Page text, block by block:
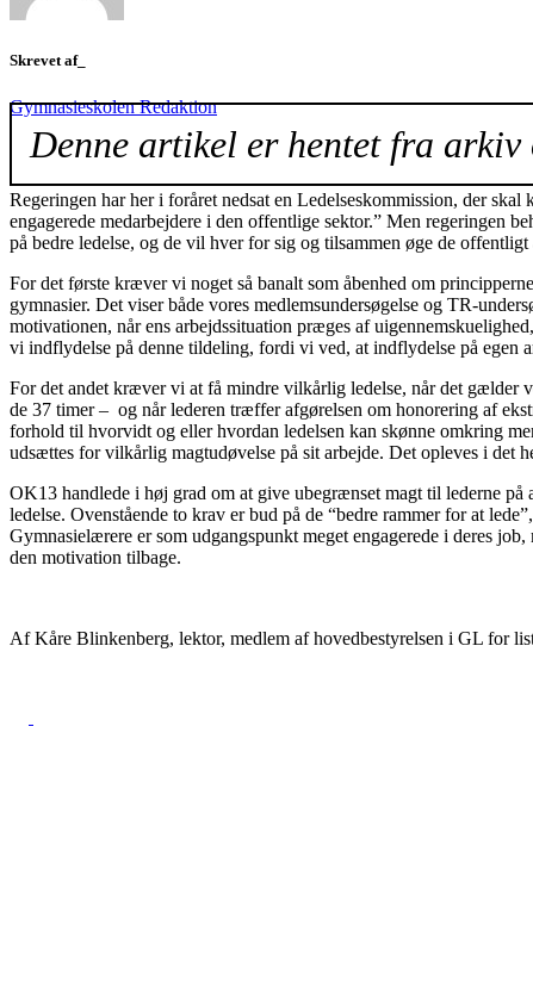
Skrevet af_
Gymnasieskolen Redaktion
Denne artikel er hentet fra
Regeringen har her i foråret nedsat en Ledelseskommission, der
engagerede medarbejdere i den offentlige sektor.” Men regeringen
på bedre ledelse, og de vil hver for sig og tilsammen øge de
For det første kræver vi noget så banalt som åbenhed om
gymnasier. Det viser både vores medlemsundersøgelse og TR-
motivationen, når ens arbejdssituation præges af
vi indflydelse på denne tildeling, fordi vi ved, at indflydelse på egen
For det andet kræver vi at få mindre vilkårlig ledelse, når det gælder
de 37 timer – og når lederen træffer afgørelsen om honorering af
forhold til hvorvidt og eller hvordan ledelsen kan skønne omkring
udsættes for vilkårlig magtudøvelse på sit arbejde. Det opleves i det
OK13 handlede i høj grad om at give ubegrænset magt til lederne
ledelse. Ovenstående to krav er bud på de “bedre rammer for at
Gymnasielærere er som udgangspunkt meget engagerede i deres
den motivation tilbage.
Af Kåre Blinkenberg, lektor, medlem af hovedbestyrelsen i GL for